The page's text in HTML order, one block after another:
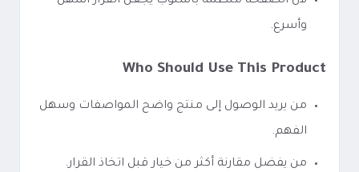
وأسرع.
Who Should Use This Product
من يريد الوصول إلى منتج واضح المواصفات وسهل
الفهم.
من يفضل مقارنة أكثر من خيار قبل اتخاذ القرار.